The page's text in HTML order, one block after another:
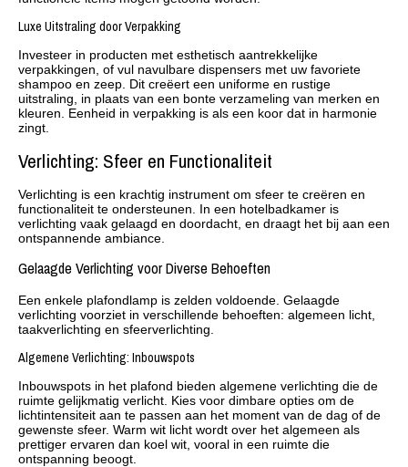
Luxe Uitstraling door Verpakking
Investeer in producten met esthetisch aantrekkelijke
verpakkingen, of vul navulbare dispensers met uw favoriete
shampoo en zeep. Dit creëert een uniforme en rustige
uitstraling, in plaats van een bonte verzameling van merken en
kleuren. Eenheid in verpakking is als een koor dat in harmonie
zingt.
Verlichting: Sfeer en Functionaliteit
Verlichting is een krachtig instrument om sfeer te creëren en
functionaliteit te ondersteunen. In een hotelbadkamer is
verlichting vaak gelaagd en doordacht, en draagt het bij aan een
ontspannende ambiance.
Gelaagde Verlichting voor Diverse Behoeften
Een enkele plafondlamp is zelden voldoende. Gelaagde
verlichting voorziet in verschillende behoeften: algemeen licht,
taakverlichting en sfeerverlichting.
Algemene Verlichting: Inbouwspots
Inbouwspots in het plafond bieden algemene verlichting die de
ruimte gelijkmatig verlicht. Kies voor dimbare opties om de
lichtintensiteit aan te passen aan het moment van de dag of de
gewenste sfeer. Warm wit licht wordt over het algemeen als
prettiger ervaren dan koel wit, vooral in een ruimte die
ontspanning beoogt.